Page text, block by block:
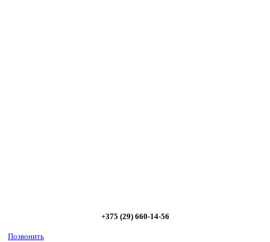
+375 (29) 660-14-56
Позвонить